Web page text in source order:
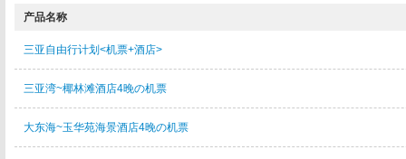
产品名称
三亚自由行计划<机票+酒店>
三亚湾~椰林滩酒店4晚の机票
大东海~玉华苑海景酒店4晚の机票